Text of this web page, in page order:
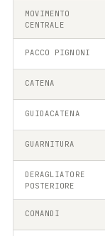
MOVIMENTO
CENTRALE
PACCO PIGNONI
CATENA
GUIDACATENA
GUARNITURA
DERAGLIATORE
POSTERIORE
COMANDI